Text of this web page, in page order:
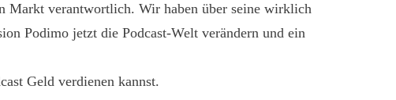
Markt verantwortlich. Wir haben über seine wirklich
Podimo jetzt die Podcast-Welt verändern und ein
Geld verdienen kannst.